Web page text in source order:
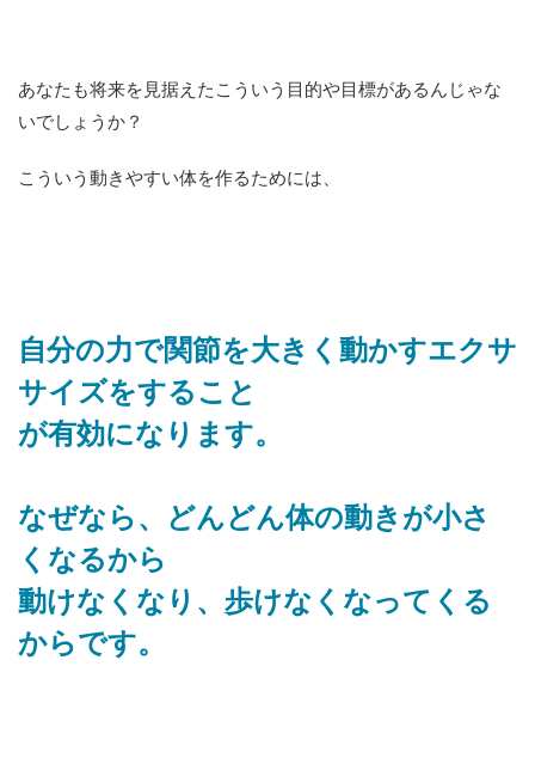
あなたも将来を見据えたこういう目的や目標があるんじゃな
いでしょうか？
こういう動きやすい体を作るためには、
自分の力で関節を大きく動かすエクサ
サイズをすること
が有効になります。
なぜなら、どんどん体の動きが小さ
くなるから
動けなくなり、歩けなくなってくる
からです。